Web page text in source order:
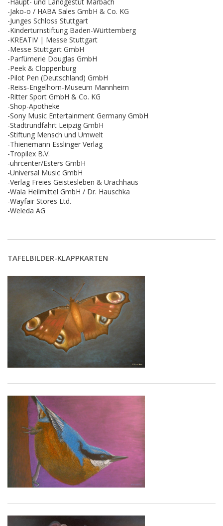
-Jako-o / HABA Sales GmbH & Co. KG
-Junges Schloss Stuttgart
-Kinderturnstiftung Baden-Württemberg
-KREATIV | Messe Stuttgart
-Messe Stuttgart GmbH
-Parfümerie Douglas GmbH
-Peek & Cloppenburg
-Pilot Pen (Deutschland) GmbH
-Reiss-Engelhorn-Museum Mannheim
-Ritter Sport GmbH & Co. KG
-Shop-Apotheke
-Sony Music Entertainment Germany GmbH
-Stadtrundfahrt Leipzig GmbH
-Stiftung Mensch und Umwelt
-Thienemann Esslinger Verlag
-Tropilex B.V.
-uhrcenter/Esters GmbH
-Universal Music GmbH
-Verlag Freies Geistesleben & Urachhaus
-Wala Heilmittel GmbH / Dr. Hauschka
-Wayfair Stores Ltd.
-Weleda AG
TAFELBILDER-KLAPPKARTEN